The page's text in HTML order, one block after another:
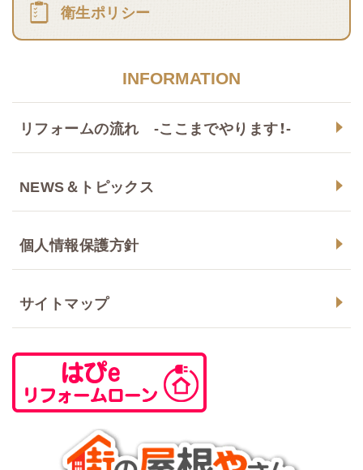
衛生ポリシー
INFORMATION
リフォームの流れ -ここまでやります！-
NEWS＆トピックス
個人情報保護方針
サイトマップ